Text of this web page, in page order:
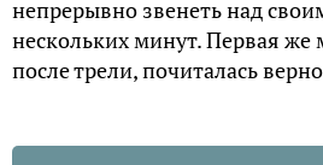
непрерывно звенеть над
нескольких минут. Первая
после трели, почиталась